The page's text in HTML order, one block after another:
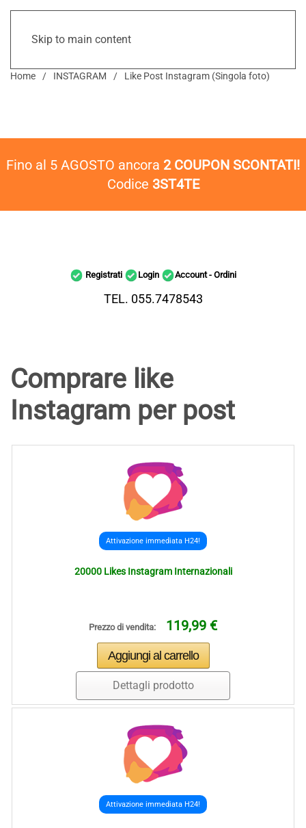
Skip to main content
Home INSTAGRAM Like Post Instagram (Singola foto)
Fino al 5 AGOSTO ancora 2 COUPON SCONTATI!
Codice 3ST4TE
Registrati Login Account - Ordini
TEL. 055.7478543
Comprare like
Instagram per post
Attivazione immediata H24!
20000 Likes Instagram Internazionali
Prezzo di vendita: 119,99 €
Dettagli prodotto
Attivazione immediata H24!